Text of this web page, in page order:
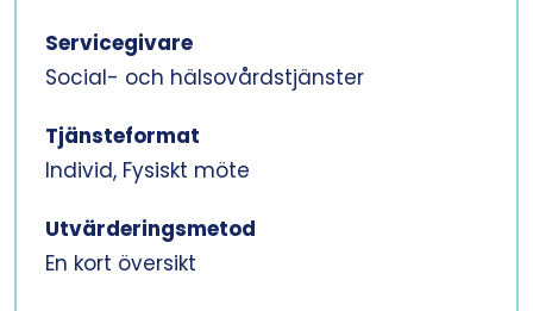
Servicegivare
Social- och hälsovårdstjänster
Tjänsteformat
Individ, Fysiskt möte
Utvärderingsmetod
En kort översikt